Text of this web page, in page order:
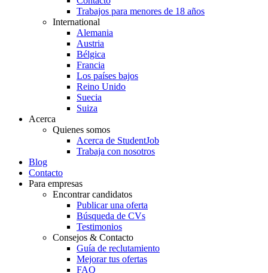
Trabajos para menores de 18 años
International
Alemania
Austria
Bélgica
Francia
Los países bajos
Reino Unido
Suecia
Suiza
Acerca
Quienes somos
Acerca de StudentJob
Trabaja con nosotros
Blog
Contacto
Para empresas
Encontrar candidatos
Publicar una oferta
Búsqueda de CVs
Testimonios
Consejos & Contacto
Guía de reclutamiento
Mejorar tus ofertas
FAQ